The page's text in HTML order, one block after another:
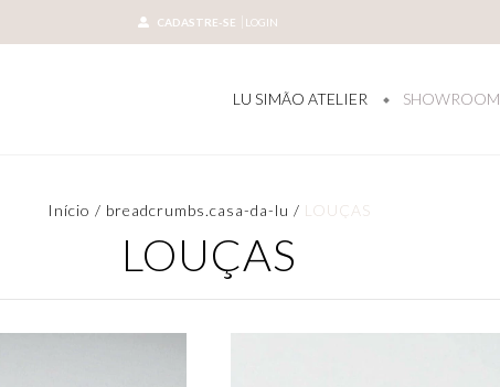
CADASTRE-SE LOGIN
LU SIMÃO ATELIER SHOWROOM
Início / breadcrumbs.casa-da-lu / LOUÇAS
LOUÇAS